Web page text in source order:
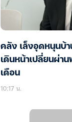
คลัง เล็งอุดหนุนบ้
เดินหน้าเปลี่ยนผ่าน
เดือน
10:17 น.